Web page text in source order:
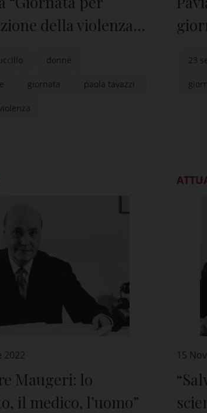
della violenza
donne
giornata paola tavazzi
23
2022
Maugeri: lo
il medico, l’uomo”
15